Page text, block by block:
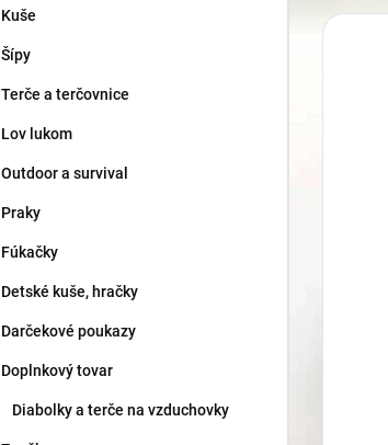
Kuše
Šípy
Terče a terčovnice
Lov lukom
Outdoor a survival
Praky
Fúkačky
Detské kuše, hračky
Darčekové poukazy
Doplnkový tovar
Diabolky a terče na vzduchovky